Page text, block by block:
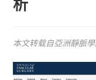
本文转载自亞洲靜脈